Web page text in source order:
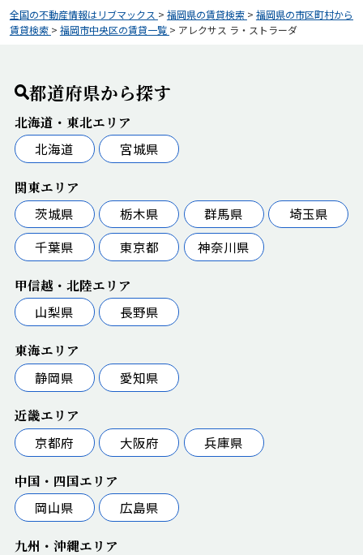
全国の不動産情報はリブマックス > 福岡県の賃貸検索 > 福岡県の市区町村から
賃貸検索 > 福岡市中央区の賃貸一覧 > アレクサス ラ・ストラーダ
都道府県から探す
北海道・東北エリア
北海道
宮城県
関東エリア
茨城県
栃木県 群馬県
埼玉県
千葉県
東京都 神奈川県
甲信越・北陸エリア
山梨県
長野県
東海エリア
静岡県
愛知県
近畿エリア
京都府
大阪府 兵庫県
中国・四国エリア
岡山県
広島県
九州・沖縄エリア